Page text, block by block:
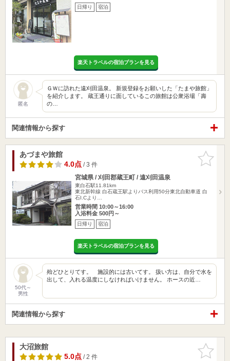
日帰り 宿泊
楽天トラベルの宿泊プランを見る
匿名
ＧＷに訪れた遠刈田温泉。 新規登録をお願いした「たまや旅館」
を紹介します。 蔵王通りに面しているこの旅館は公衆浴場「壽
の…
関連情報から探す
お気に入
りに追加
あづまや旅館
4.0点 / 3 件
宮城県 / 刈田郡蔵王町 / 遠刈田温泉
東白石駅11.81km
東北新幹線 白石蔵王駅よりバス利用50分東北自動車道 白
石I.Cより…
営業時間 10:00～16:00
入浴料金 500円～
日帰り 宿泊
楽天トラベルの宿泊プランを見る
50代～
男性
殆どひとりてす。 施設的には古いてす。 扱い方は、自分で水を
出して、入れる温度にしなければいけません。 ホースの近…
関連情報から探す
お気に入
りに追加
大沼旅館
5.0点 / 2 件